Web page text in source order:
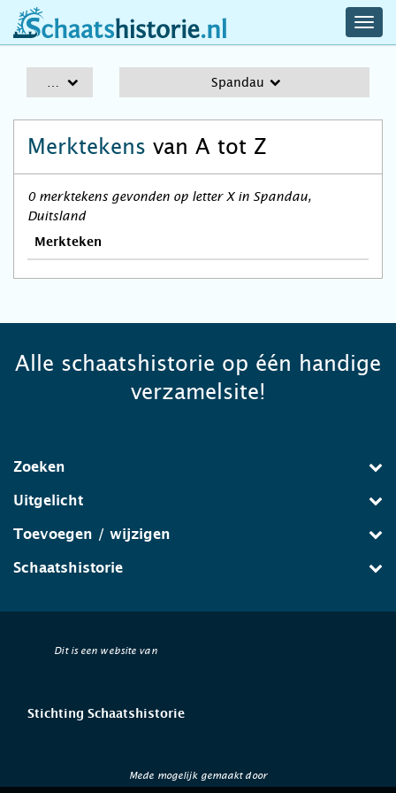
schaatshistorie.nl
Spandau
Merktekens van A tot Z
0 merktekens gevonden op letter X in Spandau,
Duitsland
Merkteken
Alle schaatshistorie op één handige
verzamelsite!
Zoeken
Uitgelicht
Toevoegen / wijzigen
Schaatshistorie
Dit is een website van
Stichting Schaatshistorie
Mede mogelijk gemaakt door